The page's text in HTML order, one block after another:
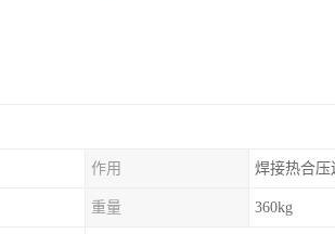
作用 焊接热合压
重量 360kg